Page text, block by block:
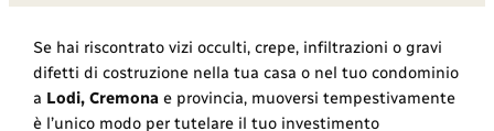
Se hai riscontrato vizi occulti, crepe, infiltrazioni o gravi
difetti di costruzione nella tua casa o nel tuo condominio
a Lodi, Cremona e provincia, muoversi tempestivamente
è l’unico modo per tutelare il tuo investimento